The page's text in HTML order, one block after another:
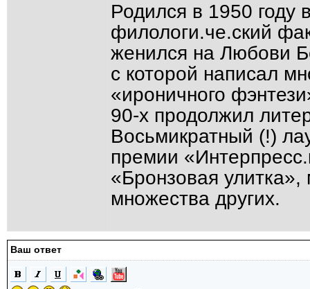
Родился в 1950 году
филологи.че.ский
женился на Любови
с которой написал
«ироничного
90-х продолжил
Восьмикратный (!)
премии
«Бронзовая
множества других.
Ваш ответ